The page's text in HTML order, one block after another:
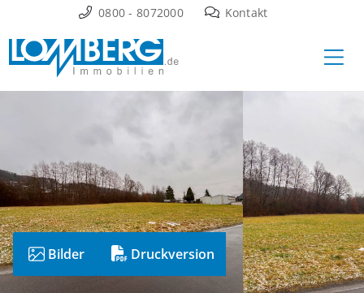
Inhalt
springen
0800 - 8072000 Kontakt
Bilder Druckversion